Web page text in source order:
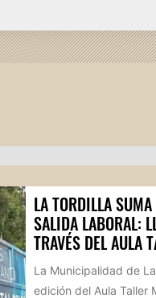
LA TORDILLA
SALIDA LABORAL:
TRAVÉS DEL AULA
La Municipalidad de
edición del Aula Taller